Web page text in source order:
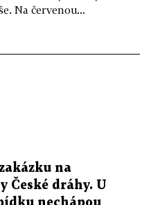
Na červenou...
na
České dráhy. U
nechápou